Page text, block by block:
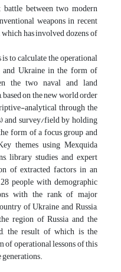
between two modern
weapons in recent
has involved dozens of
to calculate the operational
and Ukraine in the form of
the two naval and land
on the new world order
analytical through the
and survey/field by holding
form of a focus group and
themes using Mexquida
library studies and expert
of extracted factors in an
people with demographic
with the rank of major
of Ukraine and Russia,
region of Russia and the
the result of which is the
of operational lessons of this